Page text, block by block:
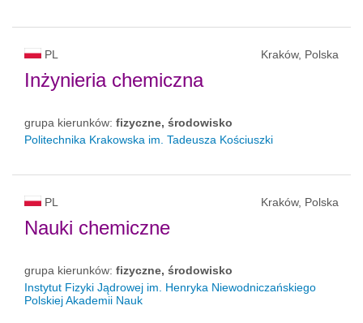
PL Kraków, Polska
Inżynieria chemiczna
grupa kierunków: fizyczne, środowisko
Politechnika Krakowska im. Tadeusza Kościuszki
PL Kraków, Polska
Nauki chemiczne
grupa kierunków: fizyczne, środowisko
Instytut Fizyki Jądrowej im. Henryka Niewodniczańskiego
Polskiej Akademii Nauk